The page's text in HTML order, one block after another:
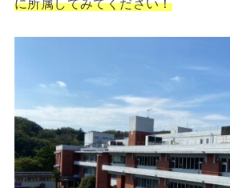
に所属してみてください！